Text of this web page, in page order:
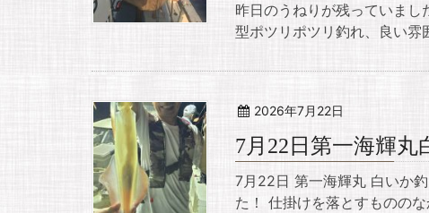
昨日のうねりが残っていまし
型ポツリポツリ釣れ、良い
2026年7月22日
7月22日第一海輝丸
7月22日 第一海輝丸 白いか
た！ ​仕掛けを落とすものの